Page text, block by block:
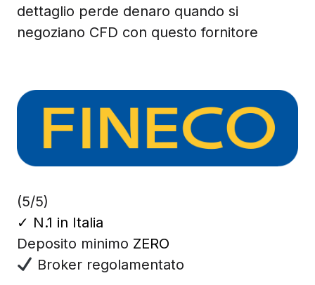
dettaglio perde denaro quando si
negoziano CFD con questo fornitore
(5/5)
✓ N.1 in Italia
Deposito minimo ZERO
Broker regolamentato